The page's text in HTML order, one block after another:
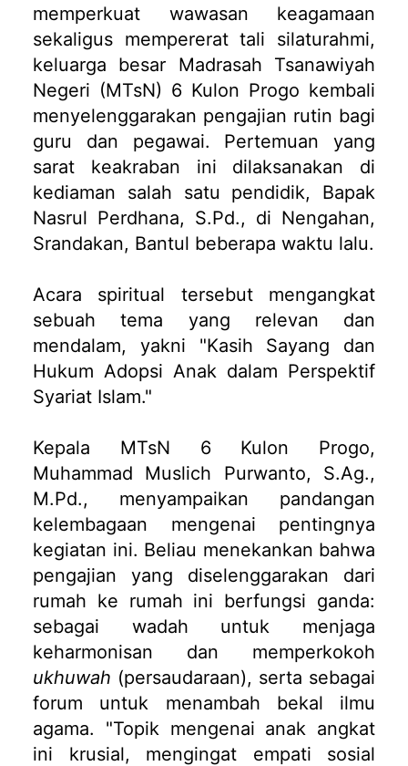
memperkuat wawasan keagamaan
sekaligus mempererat tali silaturahmi,
keluarga besar Madrasah Tsanawiyah
Negeri (MTsN) 6 Kulon Progo kembali
menyelenggarakan pengajian rutin bagi
guru dan pegawai. Pertemuan yang
sarat keakraban ini dilaksanakan di
kediaman salah satu pendidik, Bapak
Nasrul Perdhana, S.Pd., di Nengahan,
Srandakan, Bantul beberapa waktu lalu.
Acara spiritual tersebut mengangkat
sebuah tema yang relevan dan
mendalam, yakni "Kasih Sayang dan
Hukum Adopsi Anak dalam Perspektif
Syariat Islam."
Kepala MTsN 6 Kulon Progo,
Muhammad Muslich Purwanto, S.Ag.,
M.Pd., menyampaikan pandangan
kelembagaan mengenai pentingnya
kegiatan ini. Beliau menekankan bahwa
pengajian yang diselenggarakan dari
rumah ke rumah ini berfungsi ganda:
sebagai wadah untuk menjaga
keharmonisan dan memperkokoh
ukhuwah (persaudaraan), serta sebagai
forum untuk menambah bekal ilmu
agama. "Topik mengenai anak angkat
ini krusial, mengingat empati sosial